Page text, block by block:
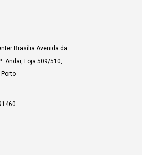
Brasília Avenida da
Andar, Loja 509/510,